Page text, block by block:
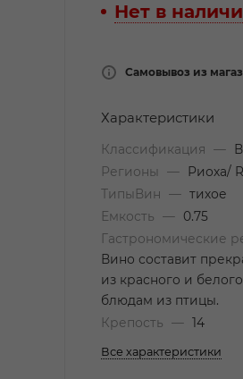
Нет в
Самовывоз из
Характеристики
Классификация —
Регионы
—
Риоха/
ТипыВин
— тихое
Емкость
—
0.75
Гастрономические
Вино составит
из красного и
блюдам из птицы.
Крепость
— 14
Все характеристики